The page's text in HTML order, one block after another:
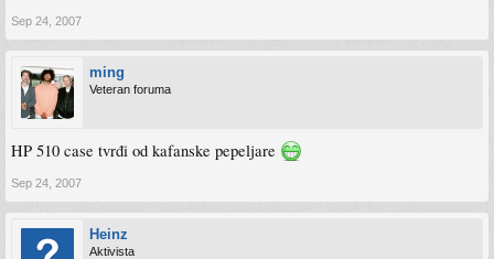
Sep 24, 2007
ming
Veteran foruma
HP 510 case tvrđi od kafanske pepeljare
Sep 24, 2007
Heinz
Aktivista